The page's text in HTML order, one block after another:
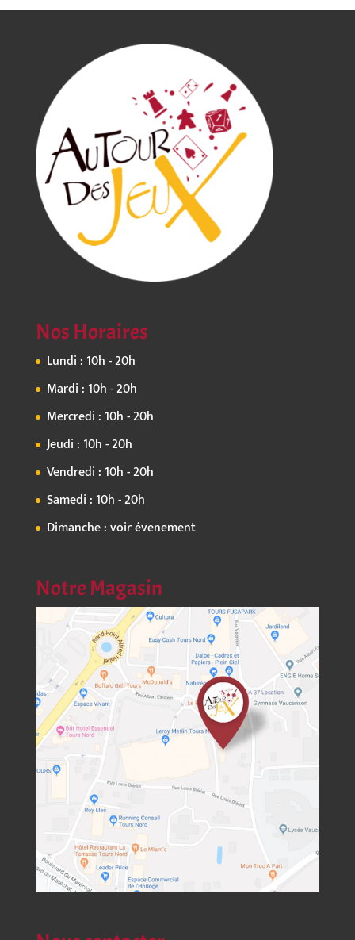
Nos Horaires
Lundi : 10h - 20h
Mardi : 10h - 20h
Mercredi : 10h - 20h
Jeudi : 10h - 20h
Vendredi : 10h - 20h
Samedi : 10h - 20h
Dimanche : voir évenement
Notre Magasin